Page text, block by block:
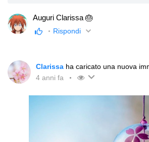
Auguri Clarissa 🎂
Rispondi
Clarissa ha caricato una nuova
4 anni fa